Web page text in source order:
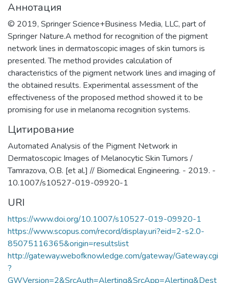
инженерно-физической
биомедицины. Занятие лидерских
позиций в биомедицинских
технологиях XXI века и внедрение их в
образовательный процесс, что отвечает
решению практикоориентированной
задачи мирового уровня – диагностике
и терапии на клеточном уровне
социально-значимых заболеваний
человека.
Аннотация
© 2019, Springer Science+Business Media, LLC, part of
Springer Nature.A method for recognition of the pigment
network lines in dermatoscopic images of skin tumors is
presented. The method provides calculation of
characteristics of the pigment network lines and imaging of
the obtained results. Experimental assessment of the
effectiveness of the proposed method showed it to be
promising for use in melanoma recognition systems.
Цитирование
Automated Analysis of the Pigment Network in
Dermatoscopic Images of Melanocytic Skin Tumors /
Tamrazova, O.B. [et al.] // Biomedical Engineering. - 2019. -
10.1007/s10527-019-09920-1
URI
https://www.doi.org/10.1007/s10527-019-09920-1
https://www.scopus.com/record/display.uri?eid=2-s2.0-
85075116365&origin=resultslist
http://gateway.webofknowledge.com/gateway/Gateway.cgi
?
GWVersion=2&SrcAuth=Alerting&SrcApp=Alerting&Dest